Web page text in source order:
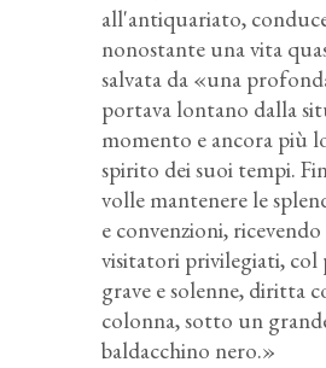
all'antiquariato,
nonostante una vita
salvata da «una
portava lontano dalla
momento e ancora più
spirito dei suoi tempi.
volle mantenere le
e convenzioni,
visitatori privilegiati,
grave e solenne, diritta
colonna, sotto un
baldacchino nero.»